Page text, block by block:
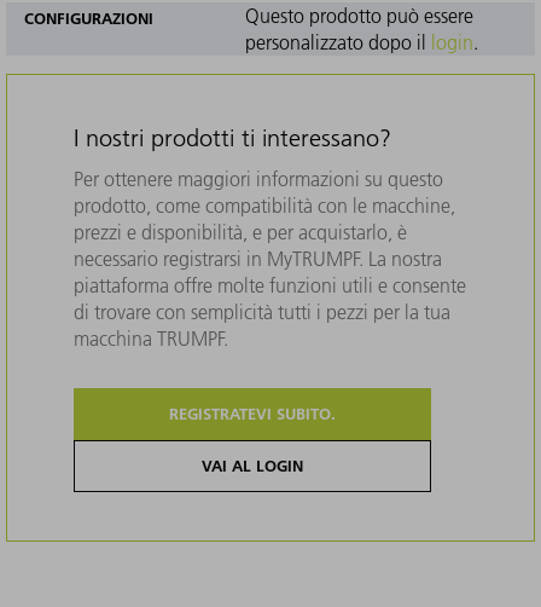
CONFIGURAZIONI
Questo prodotto può essere
personalizzato dopo il
login.
I nostri prodotti ti interessano?
Per ottenere maggiori informazioni su questo
prodotto, come compatibilità con le macchine,
prezzi e disponibilità, e per acquistarlo, è
necessario registrarsi in MyTRUMPF. La nostra
piattaforma offre molte funzioni utili e consente
di trovare con semplicità tutti i pezzi per la tua
macchina TRUMPF.
REGISTRATEVI SUBITO.
VAI AL LOGIN